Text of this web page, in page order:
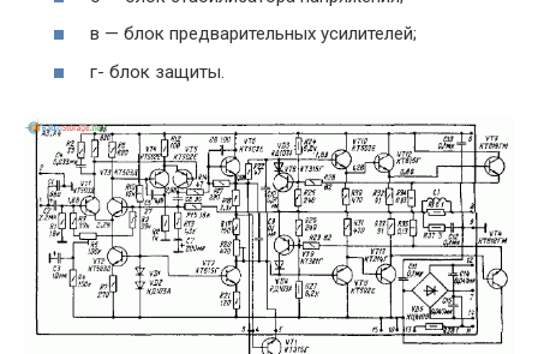
в — блок предварительных усилителей;
г- блок защиты.